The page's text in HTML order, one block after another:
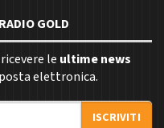
GOLD
le ultime news
elettronica.
ISCRIVITI